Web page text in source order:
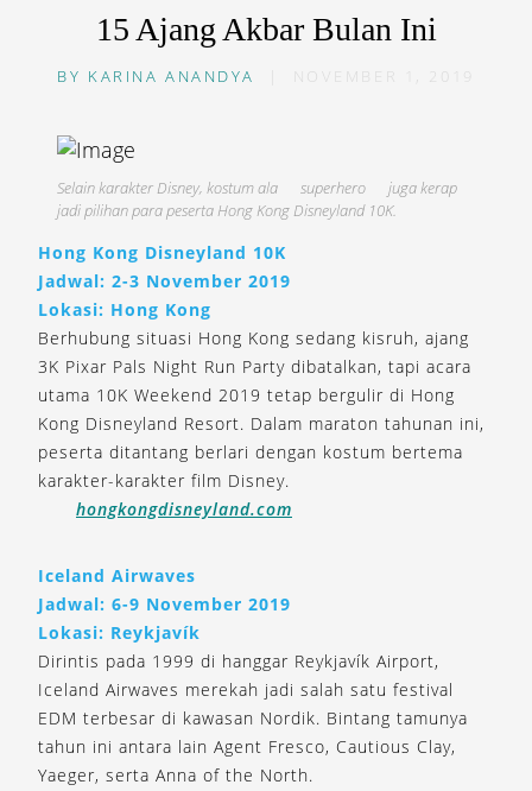
15 Ajang Akbar Bulan Ini
BY KARINA ANANDYA NOVEMBER 1, 2019
Selain karakter Disney, kostum ala superhero
juga kerap
jadi pilihan para peserta Hong Kong Disneyland 10K.
Hong Kong Disneyland 10K
Jadwal: 2-3 November 2019
Lokasi: Hong Kong
Berhubung situasi Hong Kong sedang kisruh, ajang
3K Pixar Pals Night Run Party dibatalkan, tapi acara
utama 10K Weekend 2019 tetap bergulir di Hong
Kong Disneyland Resort. Dalam maraton tahunan ini,
peserta ditantang berlari dengan kostum bertema
karakter-karakter film Disney.
hongkongdisneyland.com
Iceland Airwaves
Jadwal: 6-9 November 2019
Lokasi: Reykjavík
Dirintis pada 1999 di hanggar Reykjavík Airport,
Iceland Airwaves merekah jadi salah satu festival
EDM terbesar di kawasan Nordik. Bintang tamunya
tahun ini antara lain Agent Fresco, Cautious Clay,
Yaeger, serta Anna of the North.